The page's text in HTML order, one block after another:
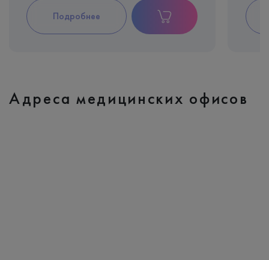
Подробнее
Адреса медицинских офисов